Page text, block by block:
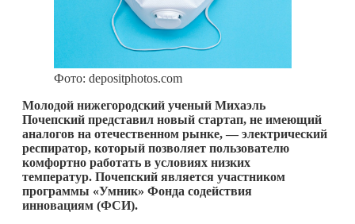
Фото: depositphotos.com
Молодой нижегородский ученый Михаэль
Почепский представил новый стартап, не имеющий
аналогов на отечественном рынке, — электрический
респиратор, который позволяет пользователю
комфортно работать в условиях низких
температур. Почепский является участником
программы «Умник» Фонда содействия
инновациям (ФСИ).